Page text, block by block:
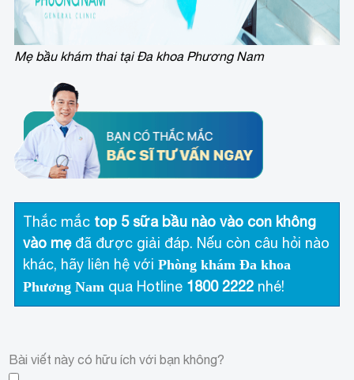
Mẹ bầu khám thai tại Đa khoa Phương Nam
Thắc mắc top 5 sữa bầu nào vào con không
vào mẹđã được giải đáp. Nếu còn câu hỏi nào
khác, hãy liên hệ vớiPhòng khám Đa khoa
Phương Nam qua Hotline 1800 2222 nhé!
Bài viết này có hữu ích với bạn không?